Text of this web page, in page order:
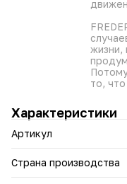
жизни,
то,
Характеристики
Артикул
Страна производства